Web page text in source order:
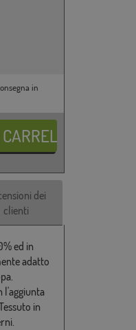
in
dei
clienti
ed in
adatto
l'aggiunta
in